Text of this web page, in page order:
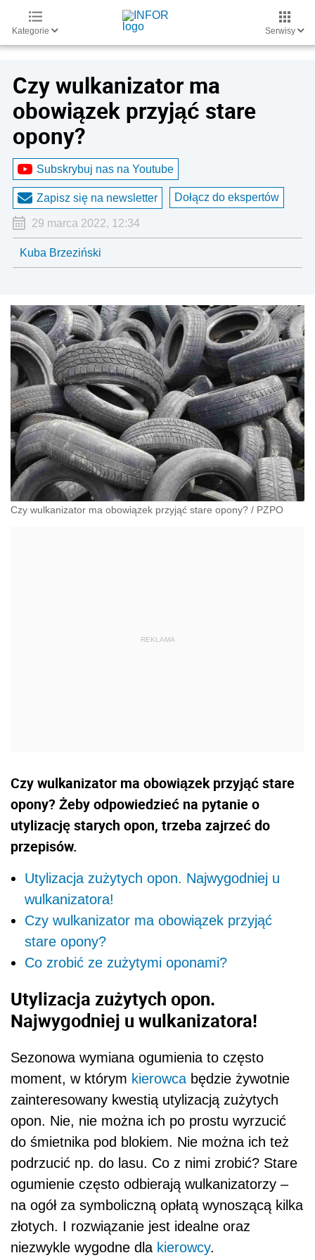
Kategorie Serwisy
Czy wulkanizator ma
obowiązek przyjąć stare
opony?
Subskrybuj nas na Youtube
Zapisz się na newsletter Dołącz do ekspertów
29 marca 2022, 12:34
Kuba Brzeziński
Czy wulkanizator ma obowiązek przyjąć stare opony? / PZPO
Czy wulkanizator ma obowiązek przyjąć stare
opony? Żeby odpowiedzieć na pytanie o
utylizację starych opon, trzeba zajrzeć do
przepisów.
Utylizacja zużytych opon. Najwygodniej u
wulkanizatora!
Czy wulkanizator ma obowiązek przyjąć
stare opony?
Co zrobić ze zużytymi oponami?
Utylizacja zużytych opon.
Najwygodniej u wulkanizatora!
Sezonowa wymiana ogumienia to często
moment, w którym kierowca będzie żywotnie
zainteresowany kwestią utylizacją zużytych
opon. Nie, nie można ich po prostu wyrzucić
do śmietnika pod blokiem. Nie można ich też
podrzucić np. do lasu. Co z nimi zrobić? Stare
ogumienie często odbierają wulkanizatorzy –
na ogół za symboliczną opłatą wynoszącą kilka
złotych. I rozwiązanie jest idealne oraz
niezwykle wygodne dla kierowcy.